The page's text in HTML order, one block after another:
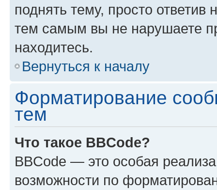
поднять тему, просто ответив
тем самым вы не нарушаете
находитесь.
Вернуться к началу
Форматирование
тем
Что такое BBCode?
BBCode — это особая
возможности по